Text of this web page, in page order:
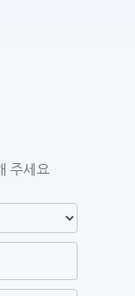
주세요